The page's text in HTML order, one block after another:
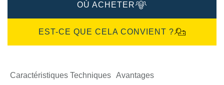
OÙ ACHETER
EST-CE QUE CELA CONVIENT ?
Caractéristiques Techniques Avantages